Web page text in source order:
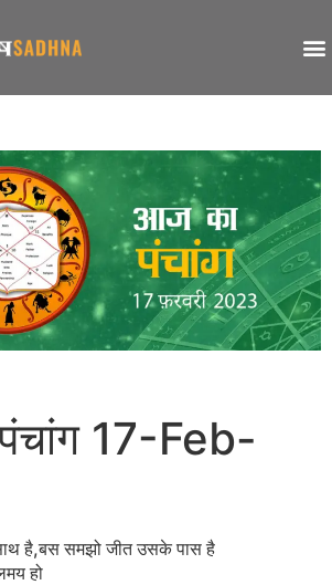
17-Feb-
है,बस समझो जीत उसके पास है
हो